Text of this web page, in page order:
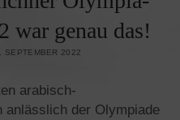
war genau das!
SEPTEMBER 2022
arabisch-
anlässlich der Olympiade